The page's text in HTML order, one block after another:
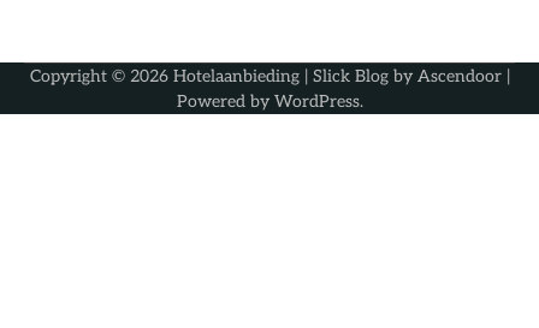
Copyright © 2026 Hotelaanbieding| Slick Blog by Ascendoor|
Powered by WordPress.